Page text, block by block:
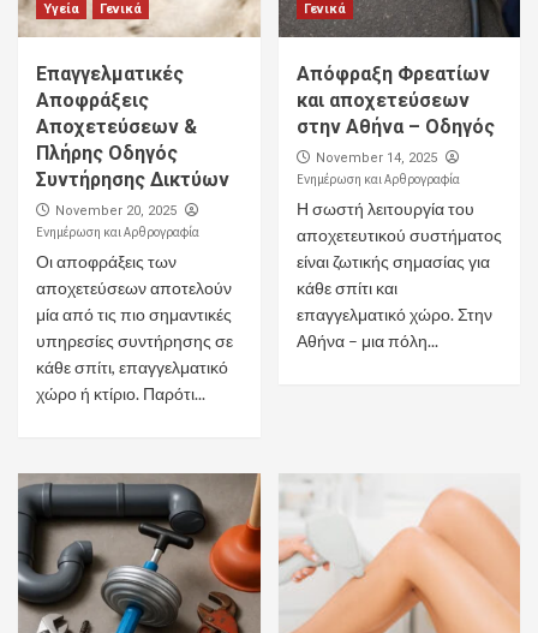
Υγεία Γενικά
Επαγγελματικές
Αποφράξεις
Αποχετεύσεων &
Πλήρης Οδηγός
Συντήρησης Δικτύων
November 20, 2025
Ενημέρωση και Αρθρογραφία
Οι αποφράξεις των
αποχετεύσεων αποτελούν
μία από τις πιο σημαντικές
υπηρεσίες συντήρησης σε
κάθε σπίτι, επαγγελματικό
χώρο ή κτίριο. Παρότι...
Γενικά
Απόφραξη Φρεατίων
και αποχετεύσεων
στην Αθήνα – Οδηγός
November 14, 2025
Ενημέρωση και Αρθρογραφία
Η σωστή λειτουργία του
αποχετευτικού συστήματος
είναι ζωτικής σημασίας για
κάθε σπίτι και
επαγγελματικό χώρο. Στην
Αθήνα – μια πόλη...